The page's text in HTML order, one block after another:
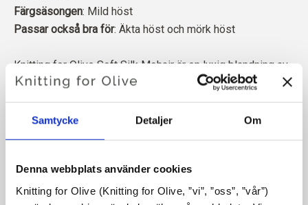
Samtycke Detaljer Om
Denna webbplats använder cookies
Knitting for Olive (Knitting for Olive, ”vi”, ”oss”, ”vår”)
Färgsäsongen: Mild höst
Passar också bra för: Äkta höst och mörk höst
Knitting for Olive Soft Silk Mohair är en lyxig blandning av
den finaste Kid Mohair och mullbärssilke.
Vår mohair kommer från angoragetter som fötts upp i
Sydafrika, och även garnet produceras lokalt. Våra garner
att vi vet exakt vilka gårdar, bönder och getter vår ull
kommer från.